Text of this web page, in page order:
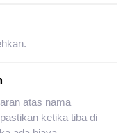
atas nama
ketika tiba di